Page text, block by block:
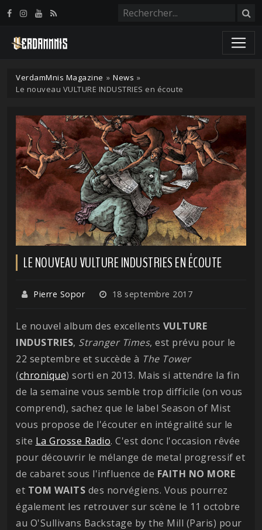
VerdamMnis Magazine » News »
Le nouveau VULTURE INDUSTRIES en écoute
LE NOUVEAU VULTURE INDUSTRIES EN ÉCOUTE
Pierre Sopor 18 septembre 2017
Le nouvel album des excellents VULTURE
INDUSTRIES, Stranger Times, est prévu pour le
22 septembre et succède à The Tower
(chronique) sorti en 2013. Mais si attendre la fin
de la semaine vous semble trop difficile (on vous
comprend), sachez que le label Season of Mist
vous propose de l'écouter en intégralité sur le
site La Grosse Radio. C'est donc l'occasion rêvée
pour découvrir le mélange de metal progressif et
de cabaret sous l'influence de FAITH NO MORE
et TOM WAITS des norvégiens. Vous pourrez
également les retrouver sur scène le 11 octobre
au O'Sullivans Backstage by the Mill (Paris) pour
Panneau de gestion des cookies